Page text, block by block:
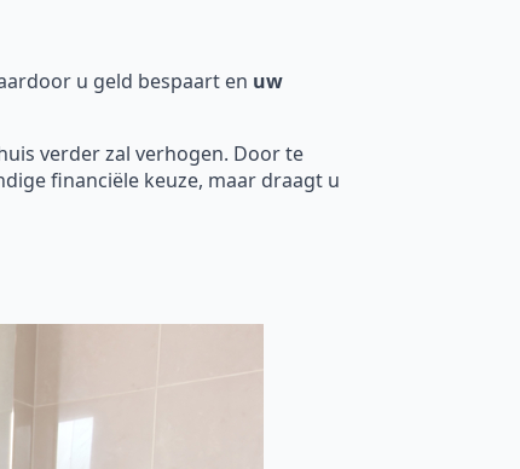
u geld bespaart en uw
verder zal verhogen. Door te
financiële keuze, maar draagt u